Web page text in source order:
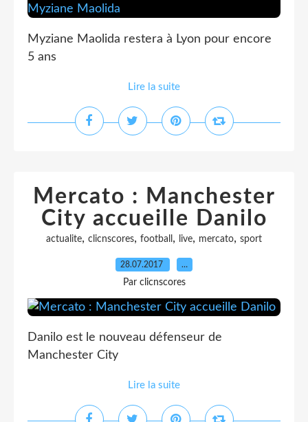
Myziane Maolida restera à Lyon pour encore
5 ans
Lire la suite
Mercato : Manchester
City accueille Danilo
actualite, clicnscores, football , live, mercato, sport
28.07.2017 …
Par clicnscores
Danilo est le nouveau défenseur de
Manchester City
Lire la suite